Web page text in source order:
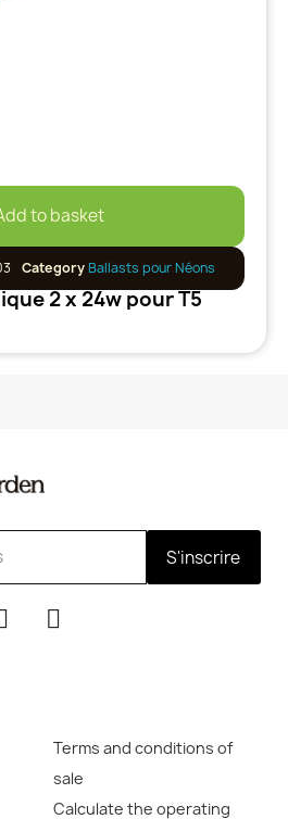
to basket
CategoryBallasts pour Néons
2 x 24w pour T5
S'inscrire
Terms and conditions of
sale
Calculate the operating